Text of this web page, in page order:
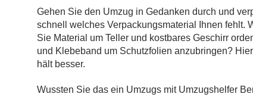
Gehen Sie den Umzug in Gedanken durch und
schnell welches Verpackungsmaterial Ihnen fehlt.
Sie Material um Teller und kostbares Geschirr
und Klebeband um Schutzfolien anzubringen?
hält besser.
Wussten Sie das ein Umzugs mit Umzugshelfer